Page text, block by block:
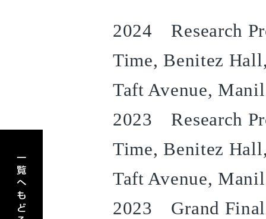
2024 Research
Time, Benitez
Taft Avenue,
2023 Research
Time, Benitez
Taft Avenue,
2023 Grand